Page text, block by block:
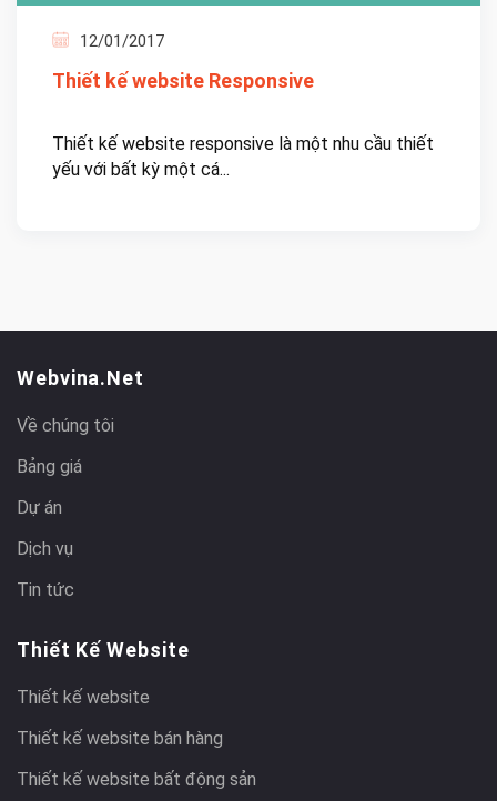
12/01/2017
Thiết kế website Responsive
Thiết kế website responsive là một nhu cầu thiết
yếu với bất kỳ một cá...
Webvina.net
Về chúng tôi
Bảng giá
Dự án
Dịch vụ
Tin tức
Thiết Kế Website
Thiết kế website
Thiết kế website bán hàng
Thiết kế website bất động sản